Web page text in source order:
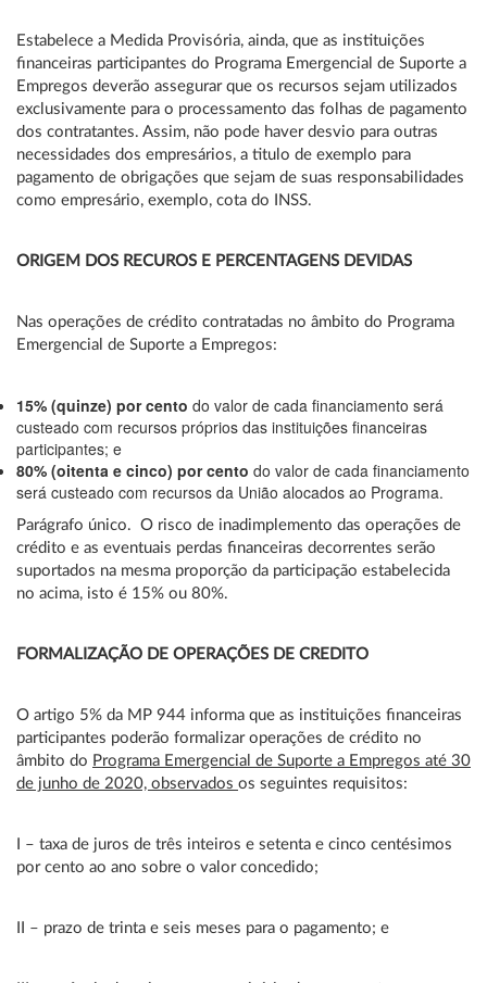
Estabelece a Medida Provisória, ainda, que as instituições
financeiras participantes do Programa Emergencial de Suporte a
Empregos deverão assegurar que os recursos sejam utilizados
exclusivamente para o processamento das folhas de pagamento
dos contratantes. Assim, não pode haver desvio para outras
necessidades dos empresários, a titulo de exemplo para
pagamento de obrigações que sejam de suas responsabilidades
como empresário, exemplo, cota do INSS.
ORIGEM DOS RECUROS E PERCENTAGENS DEVIDAS
Nas operações de crédito contratadas no âmbito do Programa
Emergencial de Suporte a Empregos:
15% (quinze) por cento do valor de cada financiamento será
custeado com recursos próprios das instituições financeiras
participantes; e
80% (oitenta e cinco) por cento do valor de cada financiamento
será custeado com recursos da União alocados ao Programa.
Parágrafo único. O risco de inadimplemento das operações de
crédito e as eventuais perdas financeiras decorrentes serão
suportados na mesma proporção da participação estabelecida
no acima, isto é 15% ou 80%.
FORMALIZAÇÃO DE OPERAÇÕES DE CREDITO
O artigo 5% da MP 944 informa que as instituições financeiras
participantes poderão formalizar operações de crédito no
âmbito do Programa Emergencial de Suporte a Empregos até 30
de junho de 2020, observados os seguintes requisitos:
I – taxa de juros de três inteiros e setenta e cinco centésimos
por cento ao ano sobre o valor concedido;
II – prazo de trinta e seis meses para o pagamento; e